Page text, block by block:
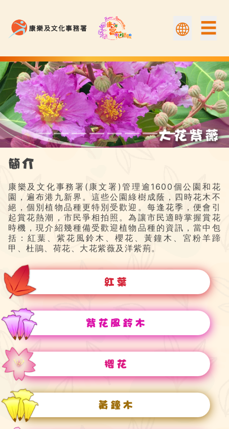
☰
大花紫薇 | 康文賞花情報
簡介
康樂及文化事務署(康文署)管理逾1600個公園和花
園，遍布港九新界。這些公園綠樹成蔭，四時花木不
絕，個別植物品種更特別受歡迎。每逢花季，便會引
起賞花熱潮，市民爭相拍照。為讓市民適時掌握賞花
時機，現介紹幾種備受歡迎植物品種的資訊，當中包
括：紅葉、紫花風鈴木、櫻花、黃鐘木、宮粉羊蹄
甲、杜鵑、荷花、大花紫薇及洋紫荊。
紅葉
紫花風鈴木
櫻花
黃鐘木